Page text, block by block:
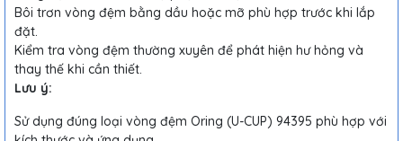
Bôi trơn vòng đệm bằng dầu hoặc mỡ phù hợp trước khi lắp
đặt.
Kiểm tra vòng đệm thường xuyên để phát hiện hư hỏng và
thay thế khi cần thiết.
Lưu ý:
Sử dụng đúng loại vòng đệm Oring (U-CUP) 94395 phù hợp với